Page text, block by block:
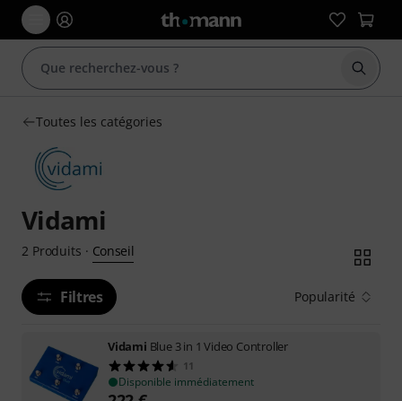
Toutes les catégories
Vidami
2 Produits · Conseil
Filtres Popularité
Vidami Blue 3 in 1 Video Controller
11
Disponible immédiatement